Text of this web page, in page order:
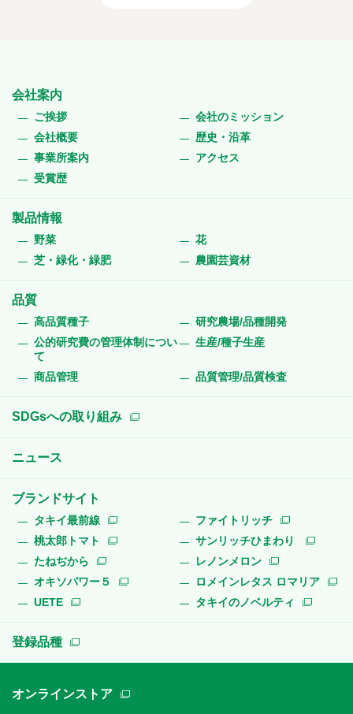
会社案内
ご挨拶
会社のミッション
会社概要
歴史・沿革
事業所案内
アクセス
受賞歴
製品情報
野菜
花
芝・緑化・緑肥
農園芸資材
品質
高品質種子
研究農場/品種開発
公的研究費の管理体制につい
て
生産/種子生産
商品管理 品質管理/品質検査
SDGsへの取り組み
ニュース
ブランドサイト
タキイ最前線
ファイトリッチ
桃太郎トマト
サンリッチひまわり
たねぢから
レノンメロン
オキソパワー５
ロメインレタス ロマリア
UETE
タキイのノベルティ
登録品種
オンラインストア